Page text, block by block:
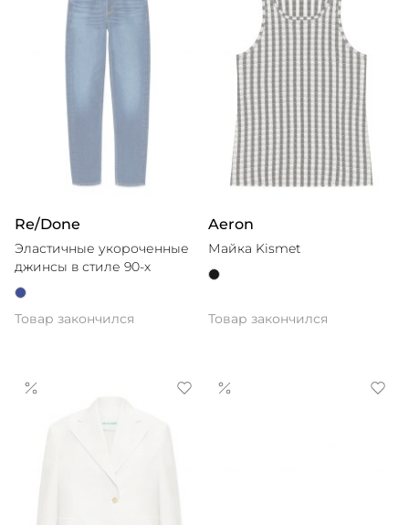
Re/Done
Эластичные укороченные
джинсы в стиле 90-х
Товар закончился
Aeron
Майка Kismet
Товар закончился